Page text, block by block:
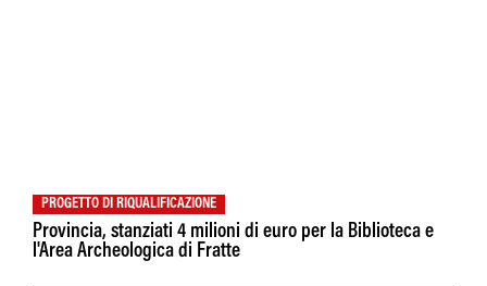
PROGETTO DI RIQUALIFICAZIONE
Provincia, stanziati 4 milioni di euro per la Biblioteca e
l'Area Archeologica di Fratte